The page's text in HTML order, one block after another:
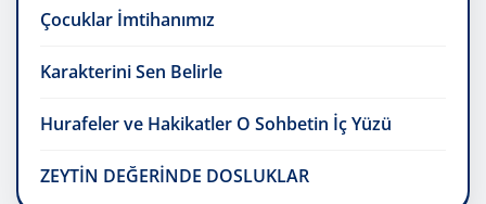
Çocuklar İmtihanımız
Karakterini Sen Belirle
Hurafeler ve Hakikatler O Sohbetin İç Yüzü
ZEYTİN DEĞERİNDE DOSLUKLAR